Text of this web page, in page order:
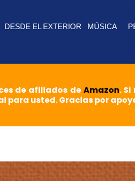
DESDE EL EXTERIOR MÚSICA
de afiliados de Amazon.
para usted. Gracias por